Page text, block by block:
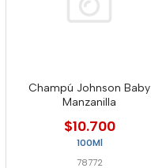
Champú Johnson Baby
Manzanilla
$10.700
100Ml
78772